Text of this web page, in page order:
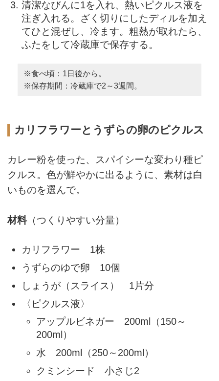
清潔なびんに1を入れ、熱いピクルス液を
注ぎ入れる。ざく切りにしたディルを加え
てひと混ぜし、冷ます。粗熱が取れたら、
ふたをして冷蔵庫で保存する。
※食べ頃：1日後から。
※保存期間：冷蔵庫で2～3週間。
カリフラワーとうずらの卵のピクルス
カレー粉を使った、スパイシーな変わり種ピ
クルス。色が鮮やかに出るように、素材は白
いものを選んで。
材料（つくりやすい分量）
カリフラワー 1株
うずらのゆで卵 10個
しょうが（スライス） 1片分
〈ピクルス液〉
アップルビネガー 200ml（150～
200ml）
水 200ml（250～200ml）
クミンシード 小さじ2